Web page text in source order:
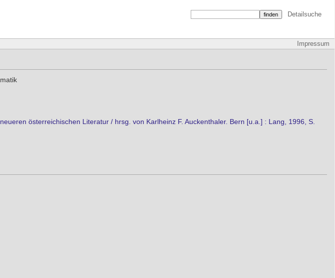
Detailsuche
Impressum
österreichischen Literatur / hrsg. von Karlheinz F. Auckenthaler. Bern [u.a.] : Lang, 1996, S.